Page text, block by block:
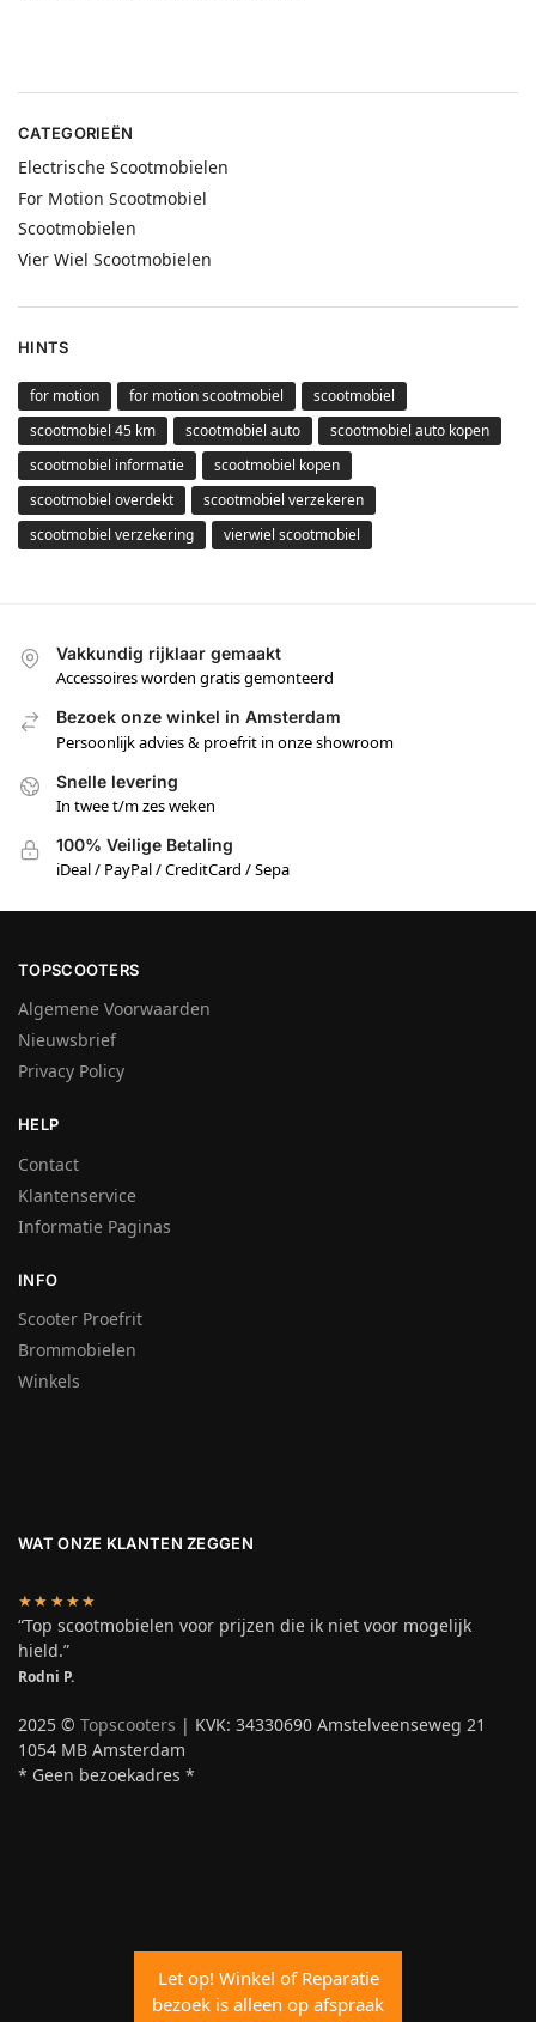
Let op! Winkel of Reparatie
bezoek is alleen op afspraak
CATEGORIEËN
Electrische Scootmobielen
For Motion Scootmobiel
Scootmobielen
Vier Wiel Scootmobielen
HINTS
for motion for motion scootmobiel
scootmobiel
scootmobiel 45 km
scootmobiel auto
scootmobiel auto kopen
scootmobiel informatie
scootmobiel kopen
scootmobiel overdekt
scootmobiel verzekeren
scootmobiel verzekering
vierwiel scootmobiel
Vakkundig rijklaar gemaakt
Accessoires worden gratis gemonteerd
Bezoek onze winkel in Amsterdam
Persoonlijk advies & proefrit in onze showroom
Snelle levering
In twee t/m zes weken
100% Veilige Betaling
iDeal / PayPal / CreditCard / Sepa
TOPSCOOTERS
Algemene Voorwaarden
Nieuwsbrief
Privacy Policy
HELP
Contact
Klantenservice
Informatie Paginas
INFO
Scooter Proefrit
Brommobielen
Winkels
WAT ONZE KLANTEN ZEGGEN
★★★★★
“Top scootmobielen voor prijzen die ik niet voor mogelijk
hield.”
Rodni P.
2025 © Topscooters | KVK: 34330690 Amstelveenseweg 21
1054 MB Amsterdam
* Geen bezoekadres *